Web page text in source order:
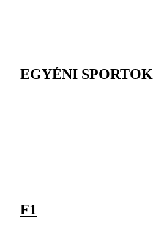
EGYÉNI SPORTOK
F1